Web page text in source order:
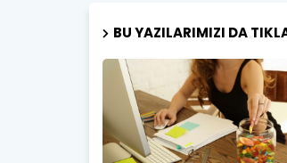
BU YAZILARIMIZI DA